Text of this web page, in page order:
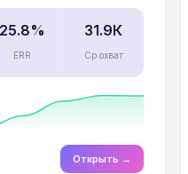
25.8%
ERR
31.9К
Ср.охват
Открыть →